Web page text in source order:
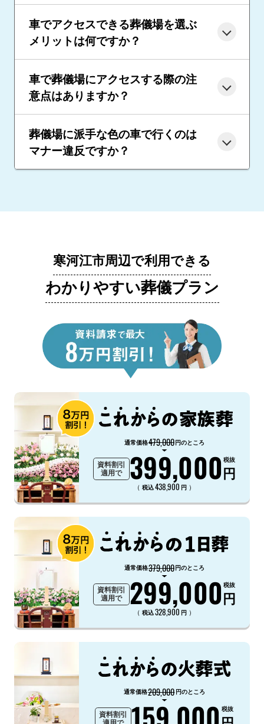
車でアクセスできる葬儀場を選ぶ
メリットは何ですか？
車で葬儀場にアクセスする際の注
意点はありますか？
葬儀場に派手な色の車で行くのは
マナー違反ですか？
寒河江市周辺で利用できる
わかりやすい葬儀プラン
通常価格479,000円のところ
資料割引
適用で
399,000円
税抜
（ 税込438,900 円 ）
通常価格379,000円のところ
資料割引
適用で
299,000円
税抜
（ 税込328,900 円 ）
通常価格209,000円のところ
資料割引
税抜